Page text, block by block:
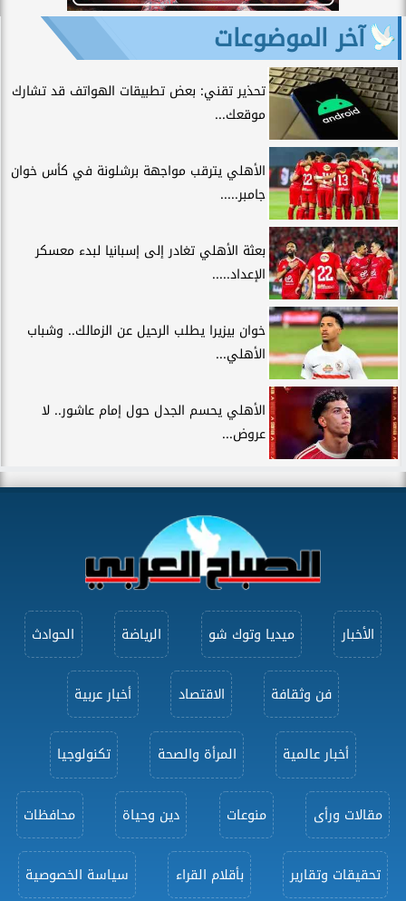
آخر الموضوعات
تحذير تقني: بعض تطبيقات الهواتف قد تشارك
موقعك...
الأهلي يترقب مواجهة برشلونة في كأس خوان
جامبر.....
بعثة الأهلي تغادر إلى إسبانيا لبدء معسكر
الإعداد.....
خوان بيزيرا يطلب الرحيل عن الزمالك.. وشباب
الأهلي...
الأهلي يحسم الجدل حول إمام عاشور.. لا
عروض...
الأخبار ميديا وتوك شو الرياضة الحوادث
فن وثقافة الاقتصاد أخبار عربية
أخبار عالمية المرأة والصحة تكنولوجيا
مقالات ورأى منوعات دين وحياة محافظات
تحقيقات وتقارير بأقلام القراء سياسة الخصوصية